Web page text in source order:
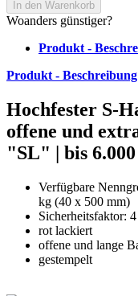
Woanders günstiger?
Produkt -
Produkt -
Hochfester S-
offene und
"SL" | bis
Verfügbare
kg (40 x 500 mm)
Sicherheitsfaktor: 4
rot lackiert
offene und lange
gestempelt